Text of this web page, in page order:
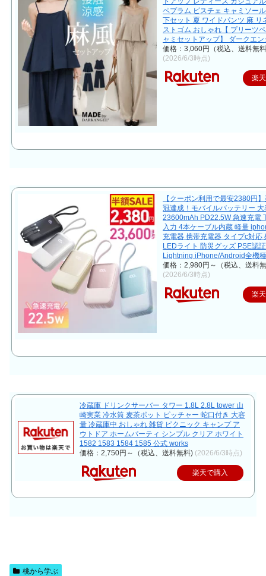
ペプラム ビスチェ キャミソー
下セット 夏 ワイドパンツ 麻 リ
ストゴム おしゃれ【 プリーツ
ャミセットアップ】 ダークエ
価格：3,060円（税込、送料無
(2026/6/3時点)
楽
【クーポン利用で最安2380円
冠達成！モバイルバッテリー 大
23600mAh PD22.5W 急速充電
入力 4本ケーブル内蔵 軽量
充電器 携帯充電器 タイプc対応
LEDライト 防災グッズ PSE認
Lightning iPhone/Android全機
価格：2,980円～（税込、送料
(2026/6/3時点)
楽
冷蔵庫 ドリンクサーバー タワー 1.8L 2.8L tower 山
崎実業 冷水筒 麦茶ポット ピッチャー 蛇口付き 大容
量 冷蔵庫中 おしゃれ 雑貨 ピクニック キャンプ ア
ウトドア ホームパーティ シンプル クリア ホワイト
1582 1583 1584 1585 公式 works
価格：2,750円～（税込、送料無料) (2026/6/3時点)
楽天で購入
桃から学ぶ